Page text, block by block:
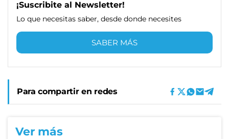
¡Suscribite al Newsletter!
Lo que necesitas saber, desde donde necesites
SABER MÁS
Para compartir en redes
Ver más